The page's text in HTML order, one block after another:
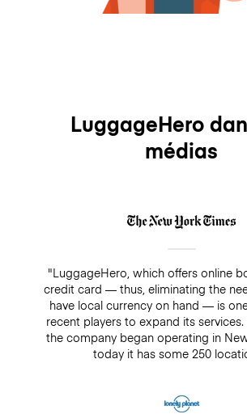
LuggageHero
médias
"LuggageHero, which offers online
credit card — thus, eliminating the
have local currency on hand — is
recent players to expand its
the company began operating in
today it has some 250